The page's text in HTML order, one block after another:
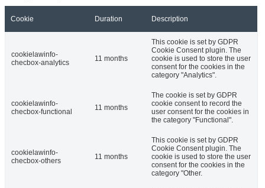
Cookie Duration Description
cookielawinfo-
checbox-analytics
11 months
This cookie is set by GDPR
Cookie Consent plugin. The
cookie is used to store the user
consent for the cookies in the
category "Analytics".
cookielawinfo-
checbox-functional
11 months
The cookie is set by GDPR
cookie consent to record the
user consent for the cookies in
the category "Functional".
cookielawinfo-
checbox-others
11 months
This cookie is set by GDPR
Cookie Consent plugin. The
cookie is used to store the user
consent for the cookies in the
category "Other.